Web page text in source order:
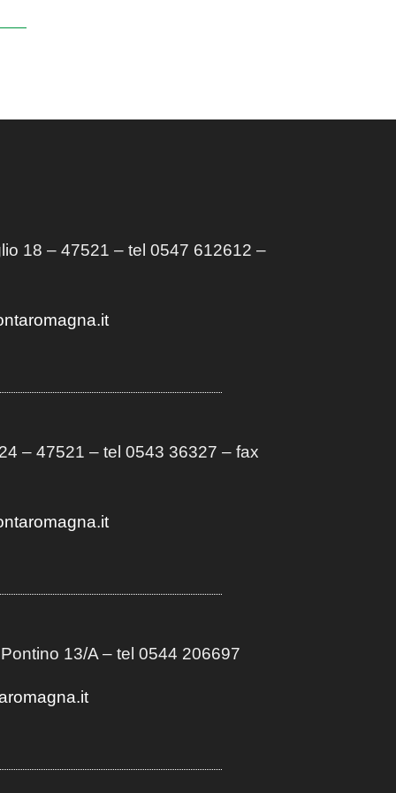
18 – 47521 – tel 0547 612612 –
– 47521 – tel 0543 36327 – fax
13/A– tel 0544 206697